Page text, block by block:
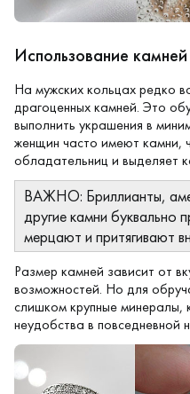
Использование
На мужских кольцах редко
драгоценных камней. Это
выполнить украшения в
женщин часто имеют камни,
обладательниц и выделяет
ВАЖНО: Бриллианты,
другие камни буквально
мерцают и притягивают
Размер камней зависит от
возможностей. Но для
слишком крупные минералы,
неудобства в повседневной